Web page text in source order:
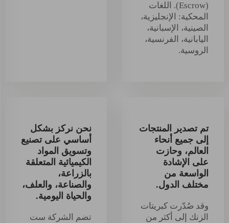
(Escrow). اللغات
المحكية: الإنجليزية،
الصينية، الإسبانية،
اليابانية، الفرنسية،
الروسية.
تم تصدير المنتجات
إلى جميع أنحاء
العالم، وحازت
على الإشادة
الواسعة من
مختلف الدول.
وقد صُدّرت كبريتات
الزنك إلى أكثر من
نحن نركز بشكل
أساسي على تصنيع
وتسويق المواد
الكيميائية المتعلقة
بالزراعة،
والصناعة، والعلف،
والحياة اليومية.
تضم الشركة ست